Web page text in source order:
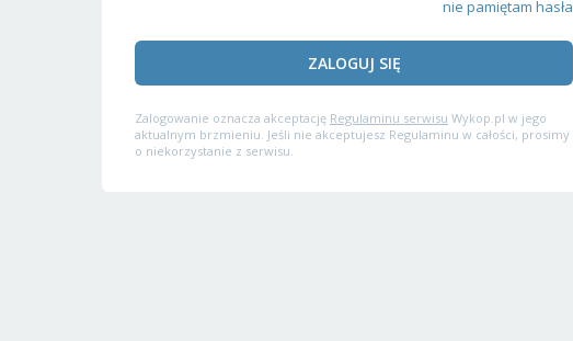
nie pamiętam hasła
ZALOGUJ SIĘ
Zalogowanie oznacza akceptację Regulaminu serwisu Wykop.pl w jego
aktualnym brzmieniu. Jeśli nie akceptujesz Regulaminu w całości, prosimy
o niekorzystanie z serwisu.